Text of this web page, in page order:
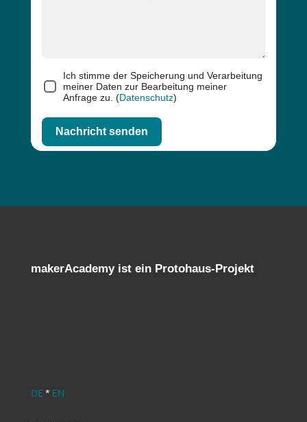
23+9=Ich stimme der Speicherung und Verarbeitung
meiner Daten zur Bearbeitung meiner
Anfrage zu. (Datenschutz)
Nachricht senden
makerAcademy ist ein Protohaus-Projekt
DE * EN